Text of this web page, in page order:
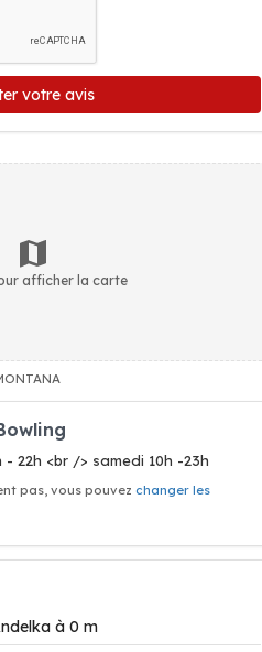
votre avis
afficher la carte
22h <br /> samedi 10h -23h
pas, vous pouvez changer les
à 0 m